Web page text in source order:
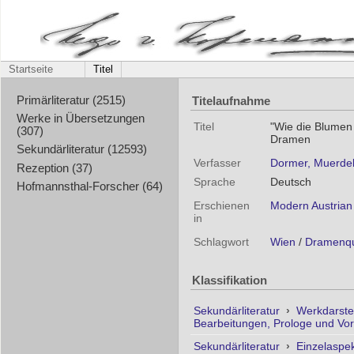
Startseite Titel
Primärliteratur (2515)
Werke in Übersetzungen
(307)
Sekundärliteratur (12593)
Rezeption (37)
Hofmannsthal-Forscher (64)
Titelaufnahme
Titel
"Wie die
Dramen
Verfasser
Dormer,
Sprache
Deutsch
Erschienen
in
Modern
Schlagwort Wien /
Klassifikation
Sekundärliteratur ›
Bearbeitungen, Prologe und
Sekundärliteratur ›